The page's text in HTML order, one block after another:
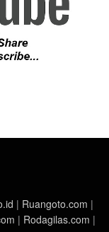
| Ruangoto.com |
| Rodagilas.com |